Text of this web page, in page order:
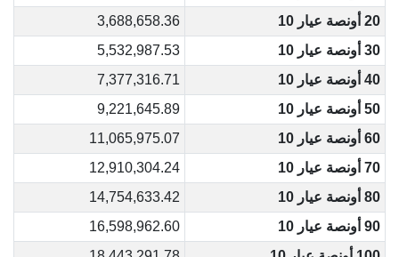
20 أونصة عيار 10
3,688,658.36
30 أونصة عيار 10
5,532,987.53
40 أونصة عيار 10
7,377,316.71
50 أونصة عيار 10
9,221,645.89
60 أونصة عيار 10
11,065,975.07
70 أونصة عيار 10
12,910,304.24
80 أونصة عيار 10
14,754,633.42
90 أونصة عيار 10
16,598,962.60